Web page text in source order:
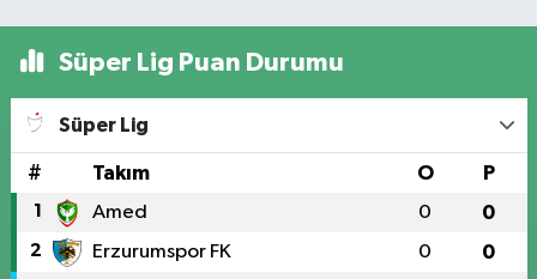
Süper Lig Puan Durumu
Süper Lig
# Takım O P
1 Amed 0 0
2 Erzurumspor FK 0 0